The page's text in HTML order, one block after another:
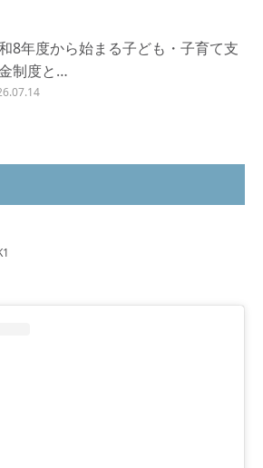
8年度から始まる子ども・子育て支
制度と…